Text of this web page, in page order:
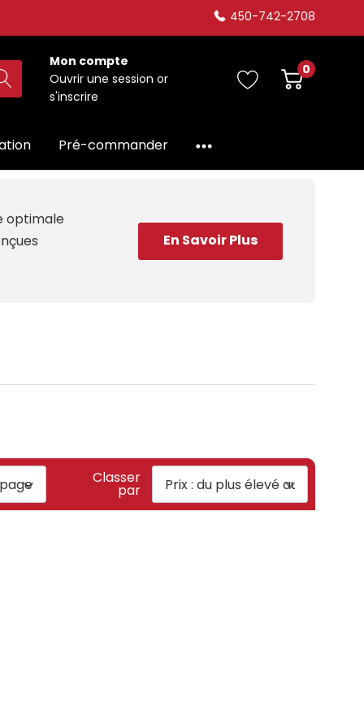
450-742-2708
Mon compte
Ouvrir une session or
s'inscrire
0
Pré-commander
optimale
En Savoir Plus
Classer
par